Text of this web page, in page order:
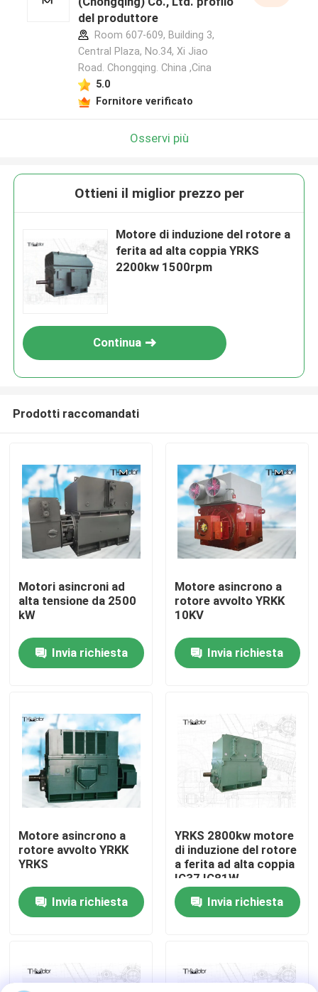
Casa
Prodotti
Circa noi
Giro della fabbrica
Controllo di qualità
Contattici
Notizie
Blog
Motore a corrente alternata ad alta tensione
del produttore
Room 607-609, Building 3,
Central Plaza, No.34, Xi Jiao
Road. Chongqing. China ,Cina
5.0
Fornitore verificato
Osservi più
Ottieni il miglior prezzo per
Motore di induzione del rotore a
ferita ad alta coppia YRKS
2200kw 1500rpm
Continua
Prodotti raccomandati
Motori asincroni ad
alta tensione da 2500
kW
Invia richiesta
Motore asincrono a
rotore avvolto YRKK
10KV
Invia richiesta
Motore asincrono a
rotore avvolto YRKK
YRKS
Invia richiesta
YRKS 2800kw motore
di induzione del rotore
a ferita ad alta coppia
IC37 IC81W
Invia richiesta